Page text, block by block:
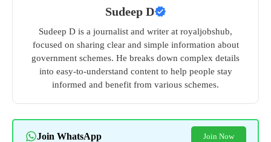
Sudeep D
Sudeep D is a journalist and writer at royaljobshub,
focused on sharing clear and simple information about
government schemes. He breaks down complex details
into easy-to-understand content to help people stay
informed and benefit from various schemes.
Join WhatsApp Join Now